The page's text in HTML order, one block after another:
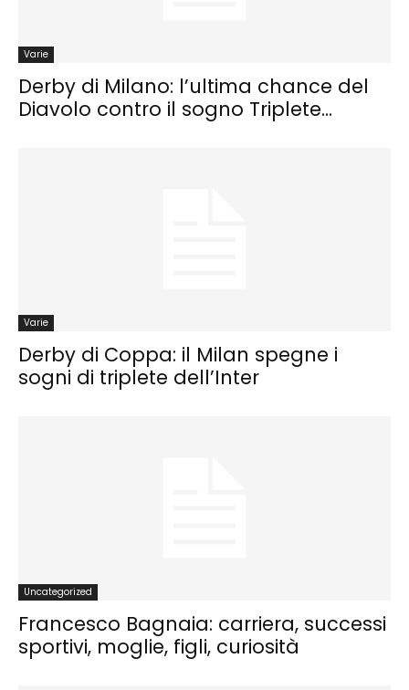
Varie
Derby di Milano: l’ultima chance del
Diavolo contro il sogno Triplete...
Varie
Derby di Coppa: il Milan spegne i
sogni di triplete dell’Inter
Uncategorized
Francesco Bagnaia: carriera, successi
sportivi, moglie, figli, curiosità